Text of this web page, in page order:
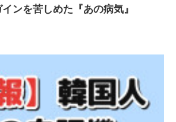
ンを苦しめた『あの病気』